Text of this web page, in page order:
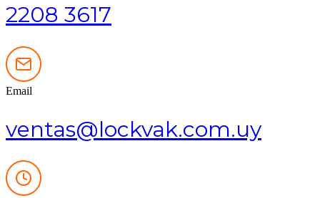
2208 3617
Email
ventas@lockvak.com.uy